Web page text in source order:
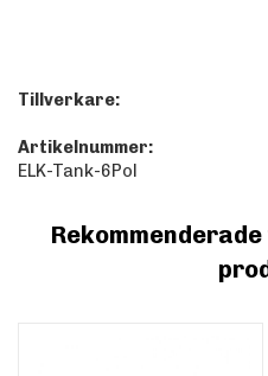
Tillverkare:
Artikelnummer:
ELK-Tank-6Pol